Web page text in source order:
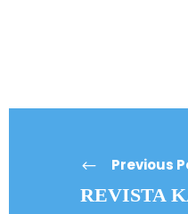
Previous
REVISTA